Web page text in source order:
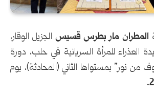
المطران مار بطرس قسيس الجزيل الوقار،
العذراء للمرأة السريانية في حلب، دورة
من نور” بمستواها الثاني (المحادثة)، يوم